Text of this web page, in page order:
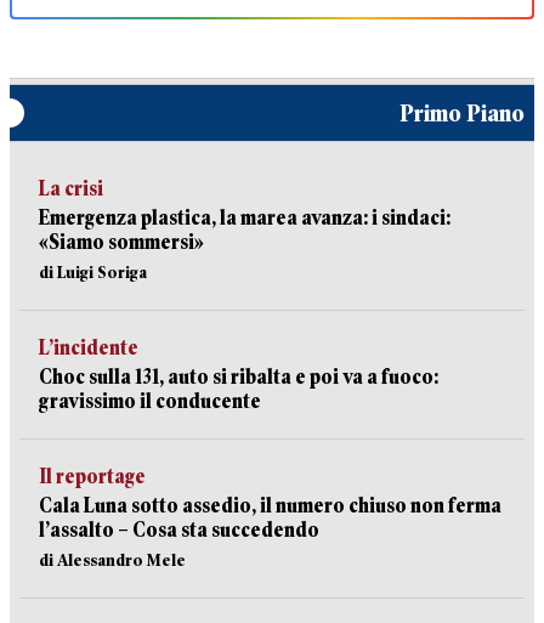
Primo Piano
La crisi
Emergenza plastica, la marea avanza: i sindaci:
«Siamo sommersi»
di Luigi Soriga
L’incidente
Choc sulla 131, auto si ribalta e poi va a fuoco:
gravissimo il conducente
Il reportage
Cala Luna sotto assedio, il numero chiuso non ferma
l’assalto – Cosa sta succedendo
di Alessandro Mele